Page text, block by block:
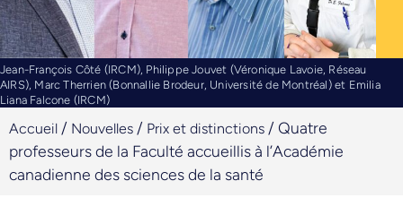
Jean-François Côté (IRCM), Philippe Jouvet (Véronique Lavoie, Réseau
AIRS), Marc Therrien (Bonnallie Brodeur, Université de Montréal) et Emilia
Liana Falcone (IRCM)
Accueil / Nouvelles / Prix et distinctions / Quatre
professeurs de la Faculté accueillis à l’Académie
canadienne des sciences de la santé